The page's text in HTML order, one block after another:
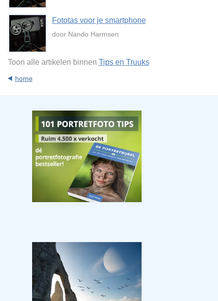
Fototas voor je smartphone
door Nando Harmsen
Toon alle artikelen binnen Tips en Truuks
home